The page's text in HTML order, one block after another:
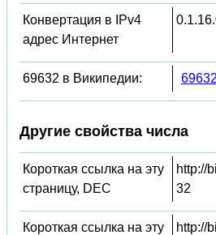
Конвертация в IPv4
адрес Интернет
69632 в Википедии: 69632
Другие свойства числа
Короткая ссылка на эту
страницу, DEC
http://
32
Короткая ссылка на эту
http://